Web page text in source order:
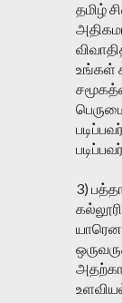
தமிழ்
உங்கள்
3)